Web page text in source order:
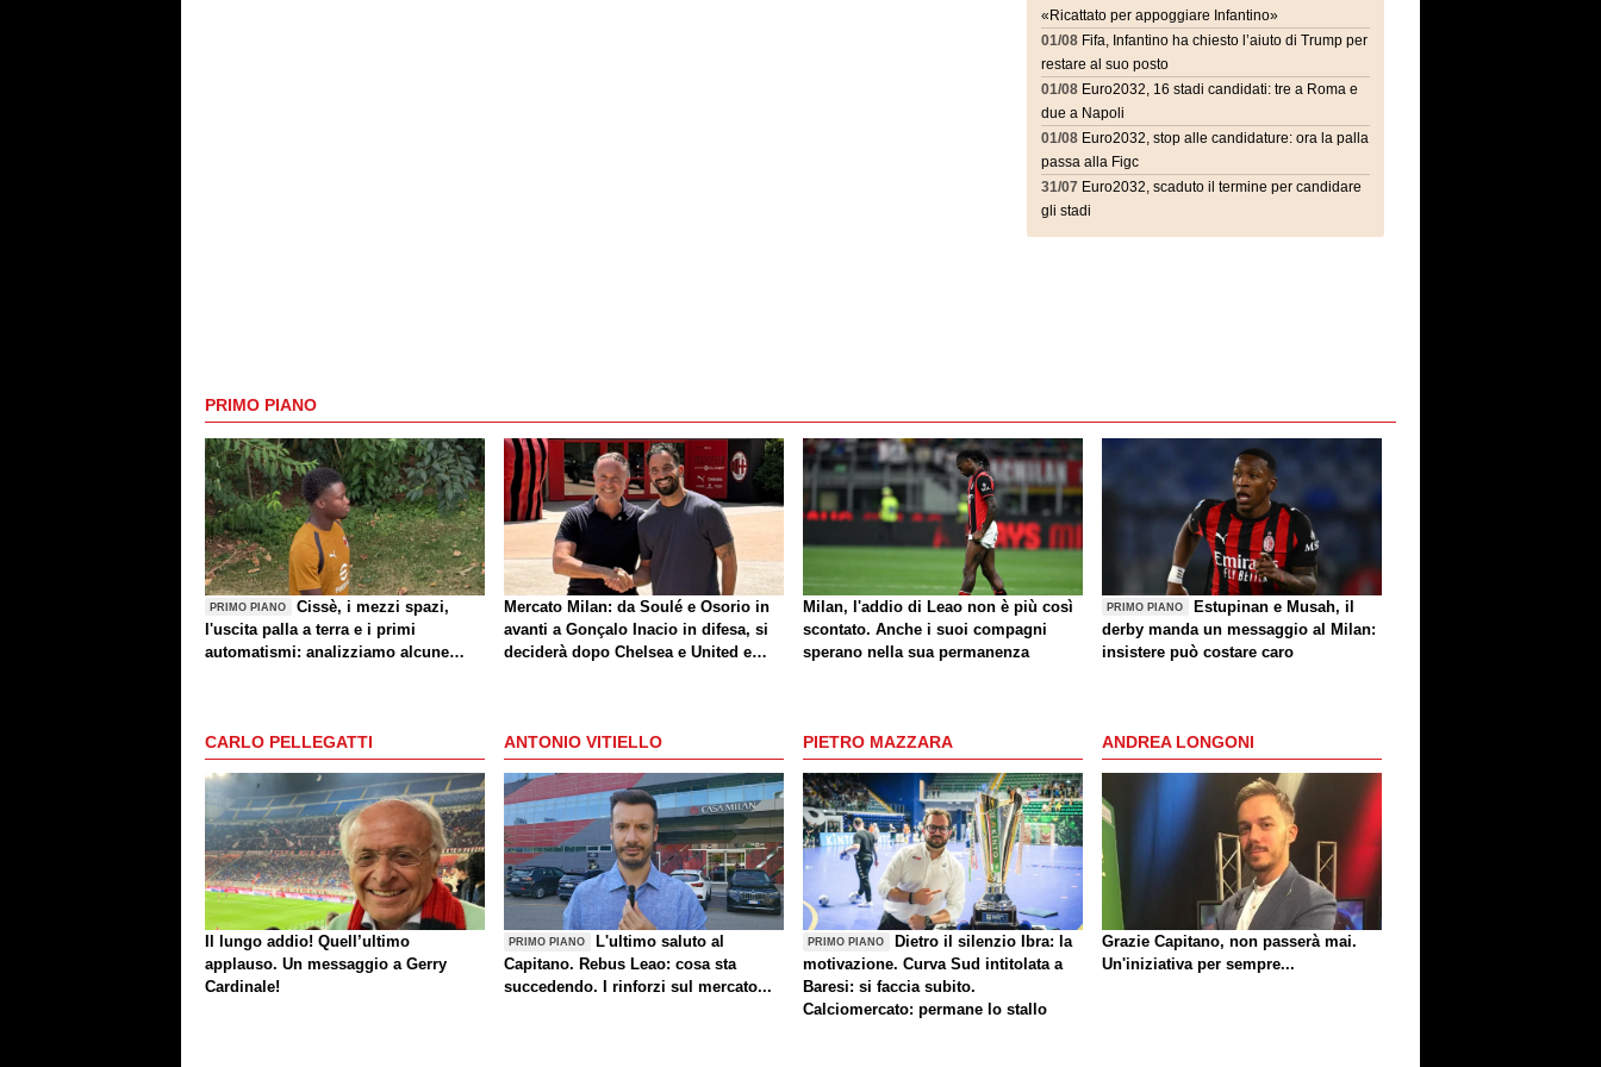
«Ricattato per appoggiare Infantino»
01/08 Fifa, Infantino ha chiesto l’aiuto di Trump per
restare al suo posto
01/08 Euro2032, 16 stadi candidati: tre a Roma e
due a Napoli
01/08 Euro2032, stop alle candidature: ora la palla
passa alla Figc
31/07 Euro2032, scaduto il termine per candidare
gli stadi
PRIMO PIANO
PRIMO PIANO
Cissè, i mezzi spazi,
l'uscita palla a terra e i primi
automatismi: analizziamo alcune
Mercato Milan: da Soulé e Osorio in
avanti a Gonçalo Inacio in difesa, si
deciderà dopo Chelsea e United e
Milan, l'addio di Leao non è più così
scontato. Anche i suoi compagni
sperano nella sua permanenza
PRIMO PIANO
Estupinan e Musah, il
derby manda un messaggio al Milan:
insistere può costare caro
CARLO PELLEGATTI
Il lungo addio! Quell’ultimo
applauso. Un messaggio a Gerry
Cardinale!
ANTONIO VITIELLO
PRIMO PIANO
L'ultimo saluto al
Capitano. Rebus Leao: cosa sta
succedendo. I rinforzi sul mercato...
PIETRO MAZZARA
PRIMO PIANO
Dietro il silenzio Ibra: la
motivazione. Curva Sud intitolata a
Baresi: si faccia subito.
Calciomercato: permane lo stallo
ANDREA LONGONI
Grazie Capitano, non passerà mai.
Un'iniziativa per sempre...